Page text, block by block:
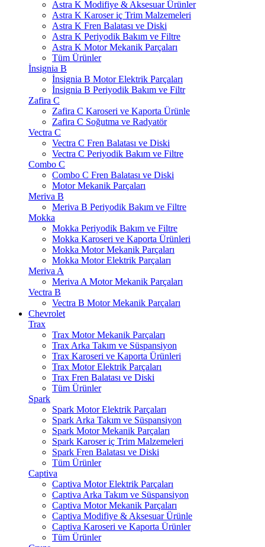
Astra K Modifiye & Aksesuar Ürünler
Astra K Karoser iç Trim Malzemeleri
Astra K Fren Balatası ve Diski
Astra K Periyodik Bakım ve Filtre
Astra K Motor Mekanik Parçaları
Tüm Ürünler
İnsignia B
İnsignia B Motor Elektrik Parçaları
İnsignia B Periyodik Bakım ve Filtr
Zafira C
Zafira C Karoseri ve Kaporta Ürünle
Zafira C Soğutma ve Radyatör
Vectra C
Vectra C Fren Balatası ve Diski
Vectra C Periyodik Bakım ve Filtre
Combo C
Combo C Fren Balatası ve Diski
Motor Mekanik Parçaları
Meriva B
Meriva B Periyodik Bakım ve Filtre
Mokka
Mokka Periyodik Bakım ve Filtre
Mokka Karoseri ve Kaporta Ürünleri
Mokka Motor Mekanik Parçaları
Mokka Motor Elektrik Parçaları
Meriva A
Meriva A Motor Mekanik Parçaları
Vectra B
Vectra B Motor Mekanik Parçaları
Chevrolet
Trax
Trax Motor Mekanik Parçaları
Trax Arka Takım ve Süspansiyon
Trax Karoseri ve Kaporta Ürünleri
Trax Motor Elektrik Parçaları
Trax Fren Balatası ve Diski
Tüm Ürünler
Spark
Spark Motor Elektrik Parçaları
Spark Arka Takım ve Süspansiyon
Spark Motor Mekanik Parçaları
Spark Karoser iç Trim Malzemeleri
Spark Fren Balatası ve Diski
Tüm Ürünler
Captiva
Captiva Motor Elektrik Parçaları
Captiva Arka Takım ve Süspansiyon
Captiva Motor Mekanik Parçaları
Captiva Modifiye & Aksesuar Ürünle
Captiva Karoseri ve Kaporta Ürünler
Tüm Ürünler